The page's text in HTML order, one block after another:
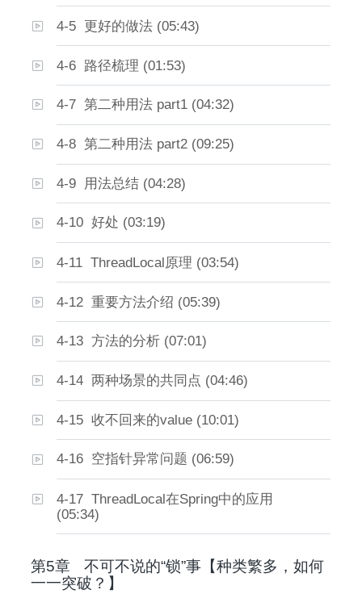
4-5 更好的做法 (05:43)
4-6 路径梳理 (01:53)
4-7 第二种用法 part1 (04:32)
4-8 第二种用法 part2 (09:25)
4-9 用法总结 (04:28)
4-10 好处 (03:19)
4-11 ThreadLocal原理 (03:54)
4-12 重要方法介绍 (05:39)
4-13 方法的分析 (07:01)
4-14 两种场景的共同点 (04:46)
4-15 收不回来的value (10:01)
4-16 空指针异常问题 (06:59)
4-17 ThreadLocal在Spring中的应用
(05:34)
第5章
不可不说的“锁”事【种类繁多，如何
一一突破？】